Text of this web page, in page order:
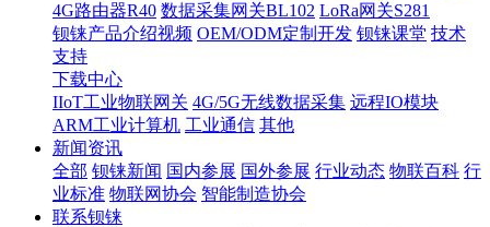
4G路由器R40 数据采集网关BL102 LoRa网关S281
钡铼产品介绍视频 OEM/ODM定制开发 钡铼课堂 技术
支持
下载中心
IIoT工业物联网关 4G/5G无线数据采集 远程IO模块
ARM工业计算机 工业通信 其他
新闻资讯
全部 钡铼新闻 国内参展 国外参展 行业动态 物联百科 行
业标准 物联网协会 智能制造协会
联系钡铼